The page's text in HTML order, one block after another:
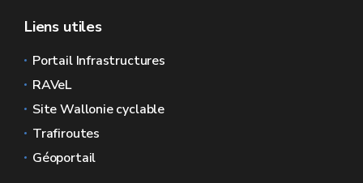
Liens utiles
Portail Infrastructures
RAVeL
Site Wallonie cyclable
Trafiroutes
Géoportail